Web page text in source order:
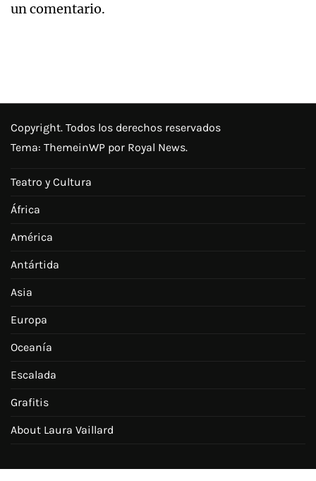
un comentario.
Copyright. Todos los derechos reservados
Tema: ThemeinWP por Royal News.
Teatro y Cultura
África
América
Antártida
Asia
Europa
Oceanía
Escalada
Grafitis
About Laura Vaillard